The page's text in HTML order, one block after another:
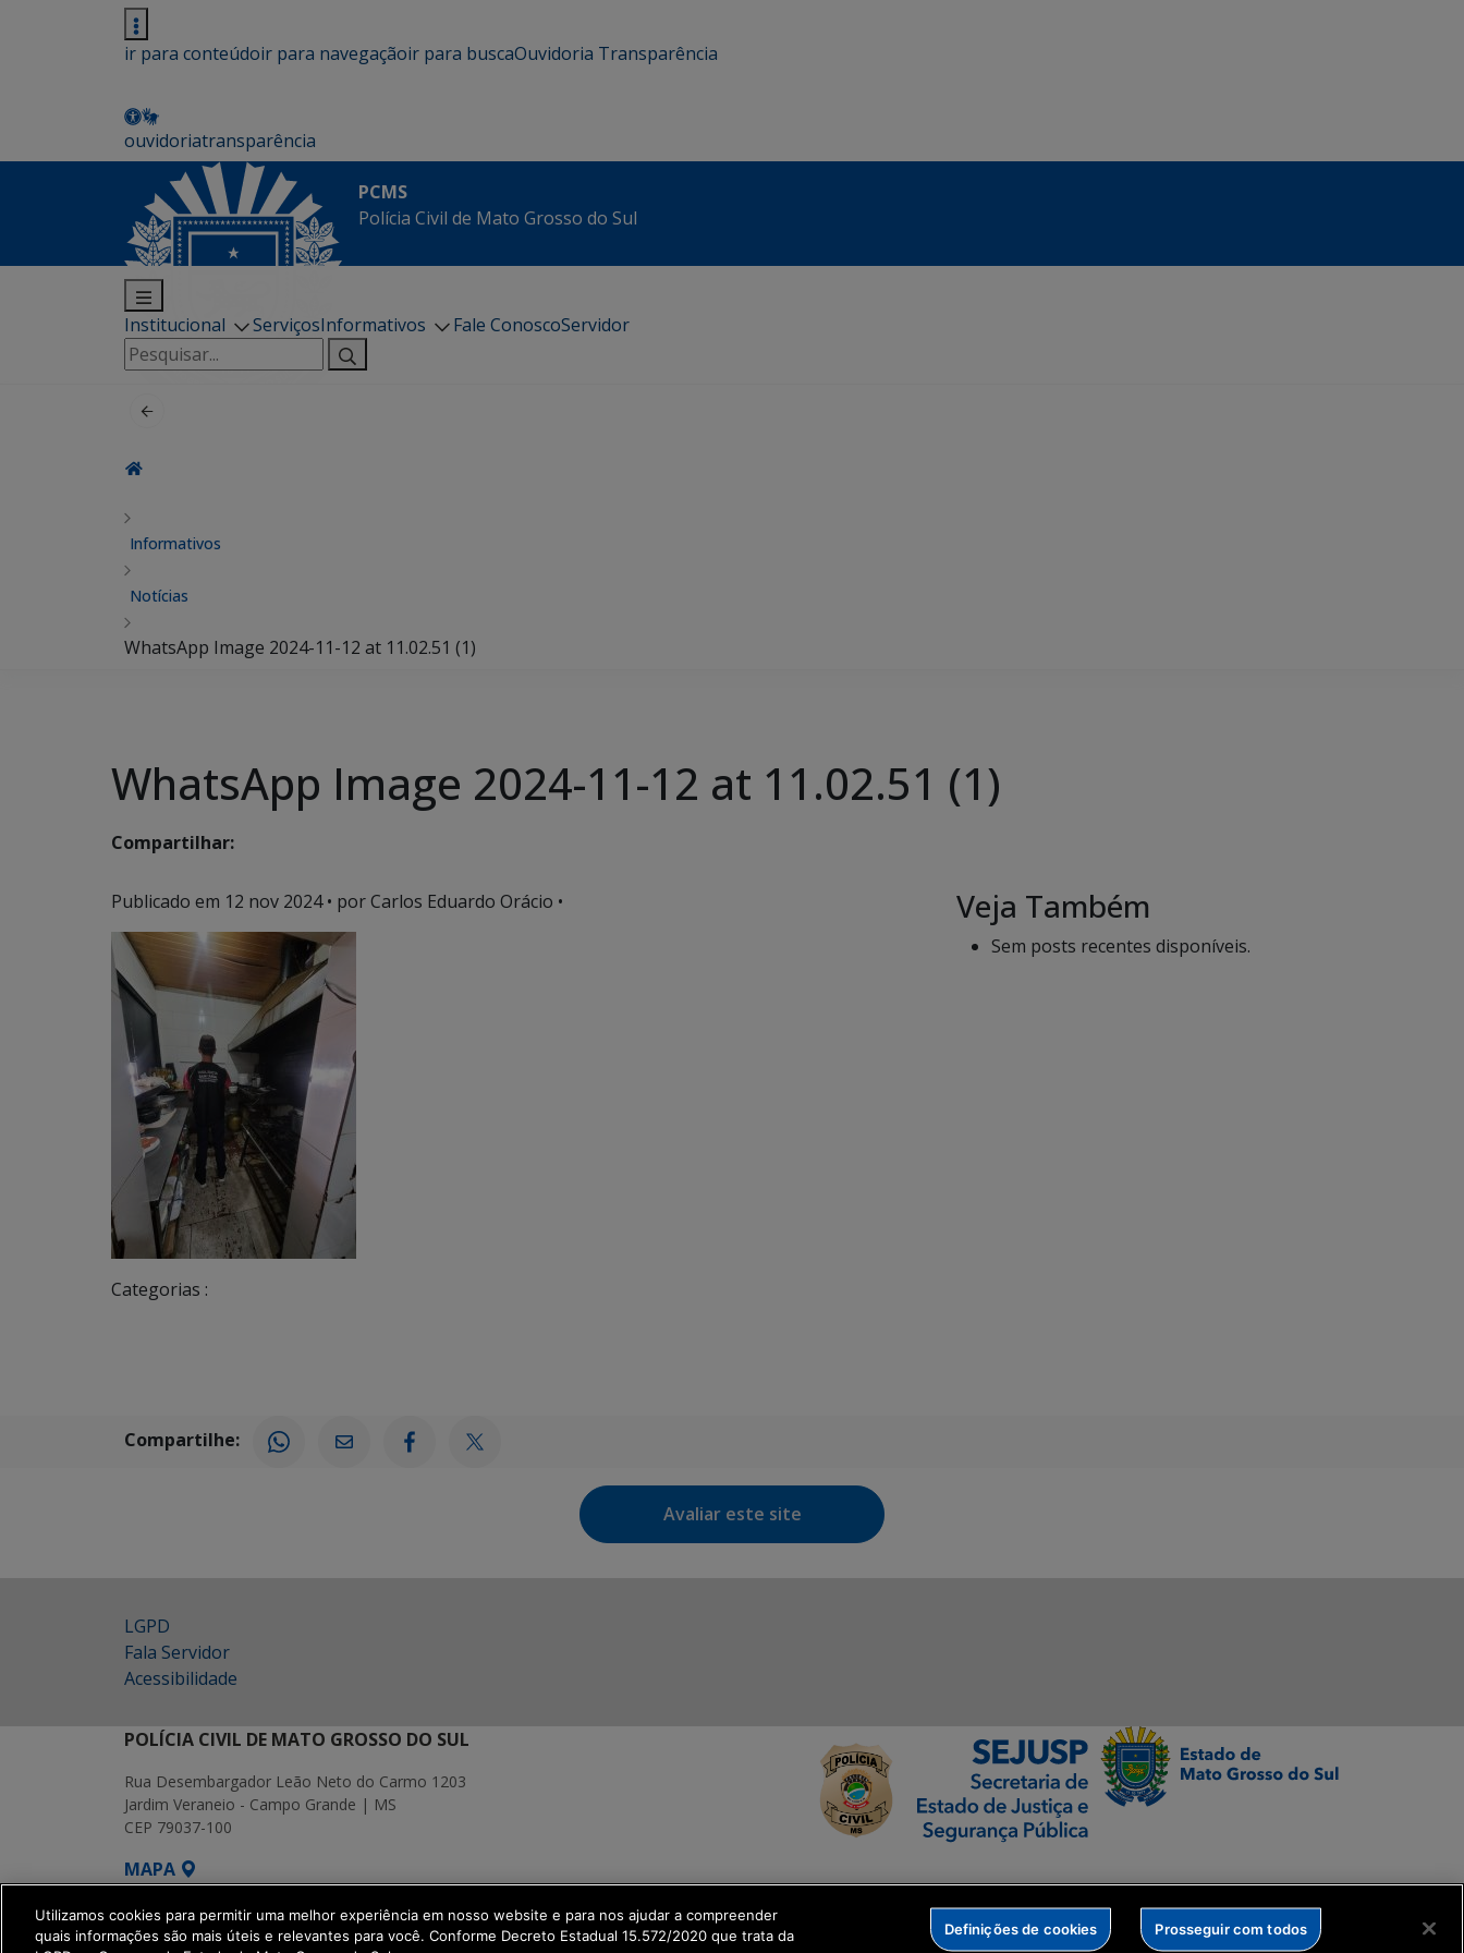
ir para conteúdoir para navegaçãoir para buscaOuvidoria Transparência
ouvidoriatransparência
PCMS
Polícia Civil de Mato Grosso do Sul
Institucional ServiçosInformativos Fale ConoscoServidor
Pesquisar
por:
Informativos
Notícias
WhatsApp Image 2024-11-12 at 11.02.51 (1)
WhatsApp Image 2024-11-12 at 11.02.51 (1)
Compartilhar:
Publicado em 12 nov 2024• por Carlos Eduardo Orácio •
Categorias :
Veja Também
Sem posts recentes disponíveis.
Compartilhe:
Avaliar este site
LGPD
Fala Servidor
Acessibilidade
POLÍCIA CIVIL DE MATO GROSSO DO SUL
Rua Desembargador Leão Neto do Carmo 1203
Jardim Veraneio - Campo Grande | MS
CEP 79037-100
MAPA
SETDIG | Secretaria-Executiva de Transformação Digital
Utilizamos cookies para permitir uma melhor experiência em nosso website e para nos ajudar a compreender
quais informações são mais úteis e relevantes para você. Conforme Decreto Estadual 15.572/2020 que trata da
Definições de cookies Prosseguir com todos